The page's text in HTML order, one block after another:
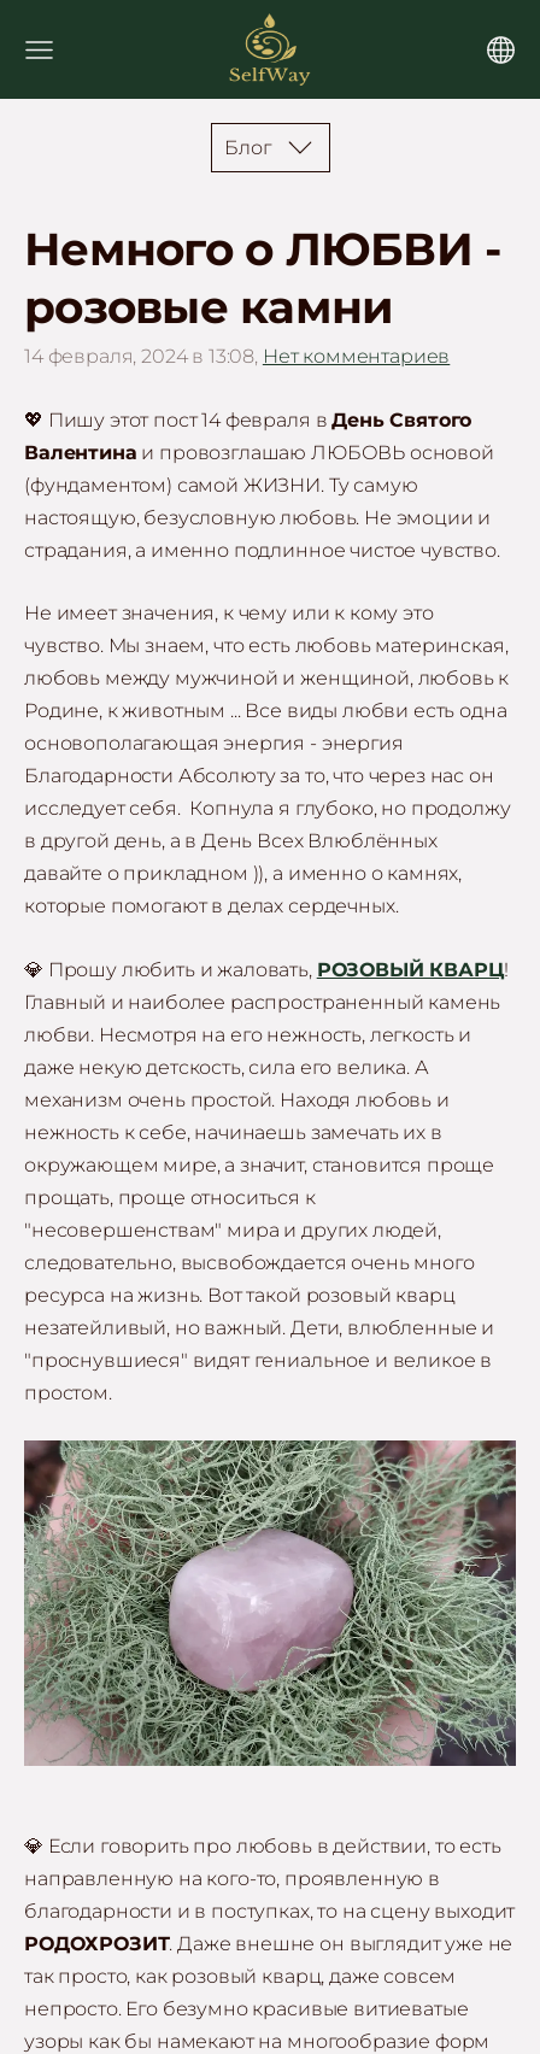
Блог
Немного о ЛЮБВИ -
розовые камни
14 февраля, 2024 в 13:08, Нет комментариев
💖 Пишу этот пост 14 февраля вДень Святого
Валентина и провозглашаю ЛЮБОВЬ основой
(фундаментом) самой ЖИЗНИ. Ту самую
настоящую, безусловную любовь. Не эмоции и
страдания, а именно подлинное чистое чувство.
Не имеет значения, к чему или к кому это
чувство. Мы знаем, что есть любовь материнская,
любовь между мужчиной и женщиной, любовь к
Родине, к животным ... Все виды любви есть одна
основополагающая энергия - энергия
Благодарности Абсолюту за то, что через нас он
исследует себя. Копнула я глубоко, но продолжу
в другой день, а в День Всех Влюблённых
давайте о прикладном )), а именно о камнях,
которые помогают в делах сердечных.
💎 Прошу любить и жаловать, РОЗОВЫЙ КВАРЦ!
Главный и наиболее распространенный камень
любви. Несмотря на его нежность, легкость и
даже некую детскость, сила его велика. А
механизм очень простой. Находя любовь и
нежность к себе, начинаешь замечать их в
окружающем мире, а значит, становится проще
прощать, проще относиться к
"несовершенствам" мира и других людей,
следовательно, высвобождается очень много
ресурса на жизнь. Вот такой розовый кварц
незатейливый, но важный. Дети, влюбленные и
"проснувшиеся" видят гениальное и великое в
простом.
💎 Если говорить про любовь в действии, то есть
направленную на кого-то, проявленную в
благодарности и в поступках, то на сцену выходит
РОДОХРОЗИТ. Даже внешне он выглядит уже не
так просто, как розовый кварц, даже совсем
непросто. Его безумно красивые витиеватые
узоры как бы намекают на многообразие форм